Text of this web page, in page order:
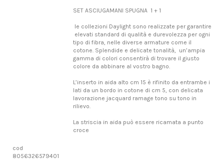
SET ASCIUGAMANI SPUGNA 1 + 1
le collezioni Daylight sono realizzate per garantire
elevati standard di qualità e durevolezza per ogni
tipo di fibra, nelle diverse armature come il
cotone. Splendide e delicate tonalità, un’ampia
gamma di colori consentirà di trovare il giusto
colore da abbinare al vostro bagno.
L’inserto in aida alto cm 15 è rifinito da entrambe i
lati da un bordo in cotone di cm 5, con delicata
lavorazione jacquard ramage tono su tono in
rilievo.
La striscia in aida può essere ricamata a punto
croce
cod
8056326579401